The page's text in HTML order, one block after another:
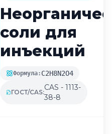
соли для
инъекций
Формула: C2H8N2O4
ГОСТ/CAS:
CAS - 1113-
38-8